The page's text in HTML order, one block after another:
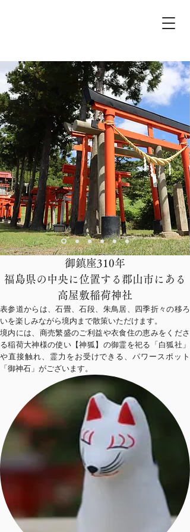
御鎮座310年
福島県の中央に位置する郡山市にある
高屋敷稲荷神社
表参道からは、石畳、石段、朱鳥居、四季折々の移ろ
いを楽しみながら境内まで散策いただけます。
境内には、商売繁盛のご利益や衣食住の恵みをくださ
る稲荷大神様の使い【神狐】の御霊を祀る「白狐社」
や直接触れ、霊力をお受けできる、パワースポット
「御神石」がございます。